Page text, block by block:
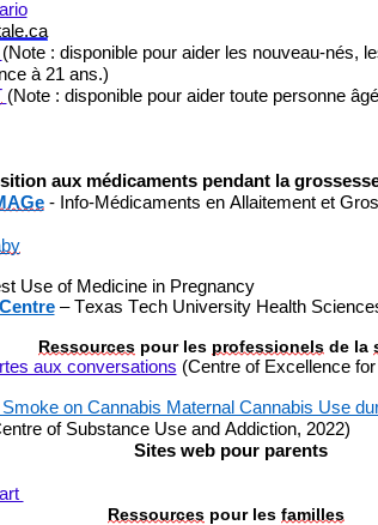
(Note : disponible pour aider les nouveau-nés,
à 21 ans.)
(Note : disponible pour aider toute personne
aux médicaments pendant la
- Info-Médicaments en Allaitement et
Use of Medicine in Pregnancy
–Texas Tech University Health
Ressources pour les professionels de la
aux conversations (Centre of Excellence
on Cannabis Maternal Cannabis Use
of Substance Use and Addiction, 2022)
Sites web pour parents
Ressources pour les familles